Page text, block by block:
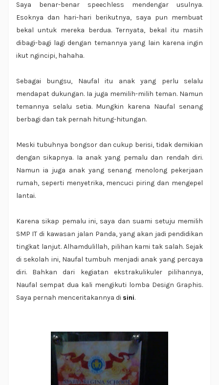
Saya benar-benar speechless mendengar usulnya.
Esoknya dan hari-hari berikutnya, saya pun membuat
bekal untuk mereka berdua. Ternyata, bekal itu masih
dibagi-bagi lagi dengan temannya yang lain karena ingin
ikut ngincipi, hahaha.
Sebagai bungsu, Naufal itu anak yang perlu selalu
mendapat dukungan. Ia juga memilih-milih teman. Namun
temannya selalu setia. Mungkin karena Naufal senang
berbagi dan tak pernah hitung-hitungan.
Meski tubuhnya bongsor dan cukup berisi, tidak demikian
dengan sikapnya. Ia anak yang pemalu dan rendah diri.
Namun ia juga anak yang senang menolong pekerjaan
rumah, seperti menyetrika, mencuci piring dan mengepel
lantai.
Karena sikap pemalu ini, saya dan suami setuju memilih
SMP IT di kawasan jalan Panda, yang akan jadi pendidikan
tingkat lanjut. Alhamdulillah, pilihan kami tak salah. Sejak
di sekolah ini, Naufal tumbuh menjadi anak yang percaya
diri. Bahkan dari kegiatan ekstrakulikuler pilihannya,
Naufal sempat dua kali mengikuti lomba Design Graphis.
Saya pernah menceritakannya di sini.